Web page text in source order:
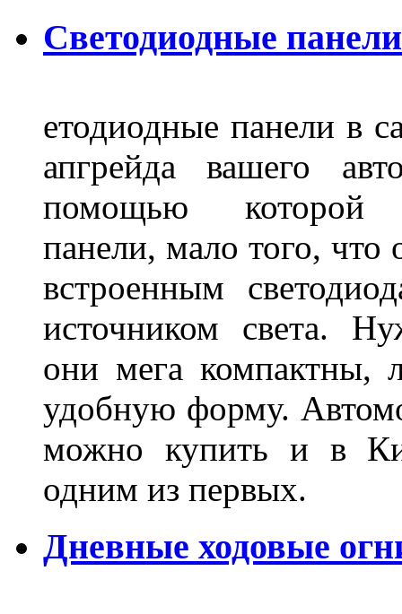
Светодиодные
етодиодные панели в
апгрейда вашего
помощью
панели, мало того, что
встроенным
источником света.
они мега компактны,
удобную форму.
можно купить и в
одним из первых.
Дневные ходовые